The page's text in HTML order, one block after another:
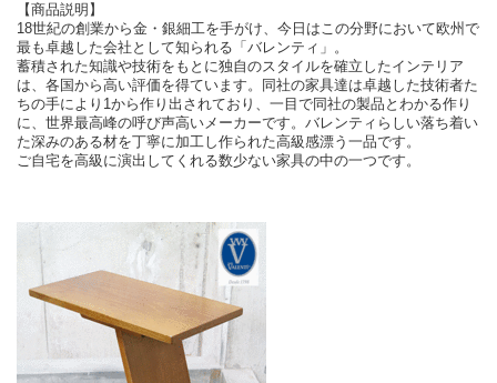
【商品説明】
18世紀の創業から金・銀細工を手がけ、今日はこの分野において欧州で
最も卓越した会社として知られる「バレンティ」。
蓄積された知識や技術をもとに独自のスタイルを確立したインテリア
は、各国から高い評価を得ています。同社の家具達は卓越した技術者た
ちの手により1から作り出されており、一目で同社の製品とわかる作り
に、世界最高峰の呼び声高いメーカーです。バレンティらしい落ち着い
た深みのある材を丁寧に加工し作られた高級感漂う一品です。
ご自宅を高級に演出してくれる数少ない家具の中の一つです。